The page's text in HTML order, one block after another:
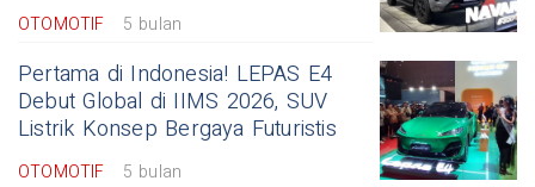
OTOMOTIF 5 bulan
Pertama di Indonesia! LEPAS E4
Debut Global di IIMS 2026, SUV
Listrik Konsep Bergaya Futuristis
OTOMOTIF 5 bulan